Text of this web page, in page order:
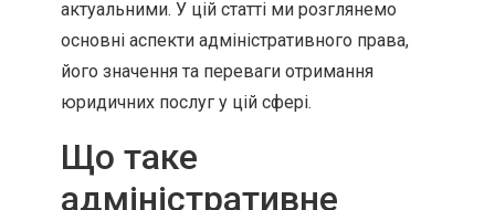
актуальними. У цій статті ми розглянемо
основні аспекти адміністративного права,
його значення та переваги отримання
юридичних послуг у цій сфері.
Що таке
адміністративне